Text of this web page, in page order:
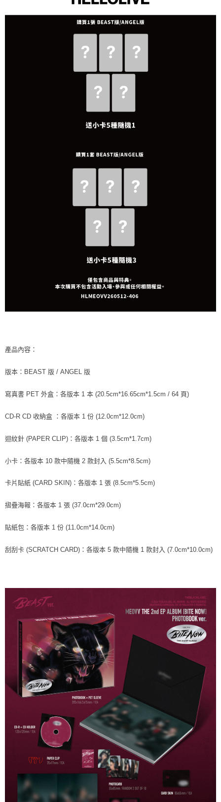
產品內容：
版本：BEAST 版 / ANGEL 版
寫真書 PET 外盒：各版本 1 本 (20.5cm*16.65cm*1.5cm / 64 頁)
CD-R CD 收納盒 ：各版本 1 份 (12.0cm*12.0cm)
迴紋針 (PAPER CLIP)：各版本 1 個 (3.5cm*1.7cm)
小卡：各版本 10 款中隨機 2 款封入 (5.5cm*8.5cm)
卡片貼紙 (CARD SKIN)：各版本 1 張 (8.5cm*5.5cm)
摺疊海報：各版本 1 張 (37.0cm*29.0cm)
貼紙包：各版本 1 份 (11.0cm*14.0cm)
刮刮卡 (SCRATCH CARD)：各版本 5 款中隨機 1 款封入 (7.0cm*10.0cm)